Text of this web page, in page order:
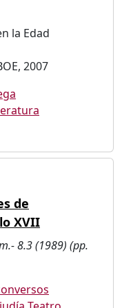
la Edad
2007
de
XVII
8.3 (1989) (pp.